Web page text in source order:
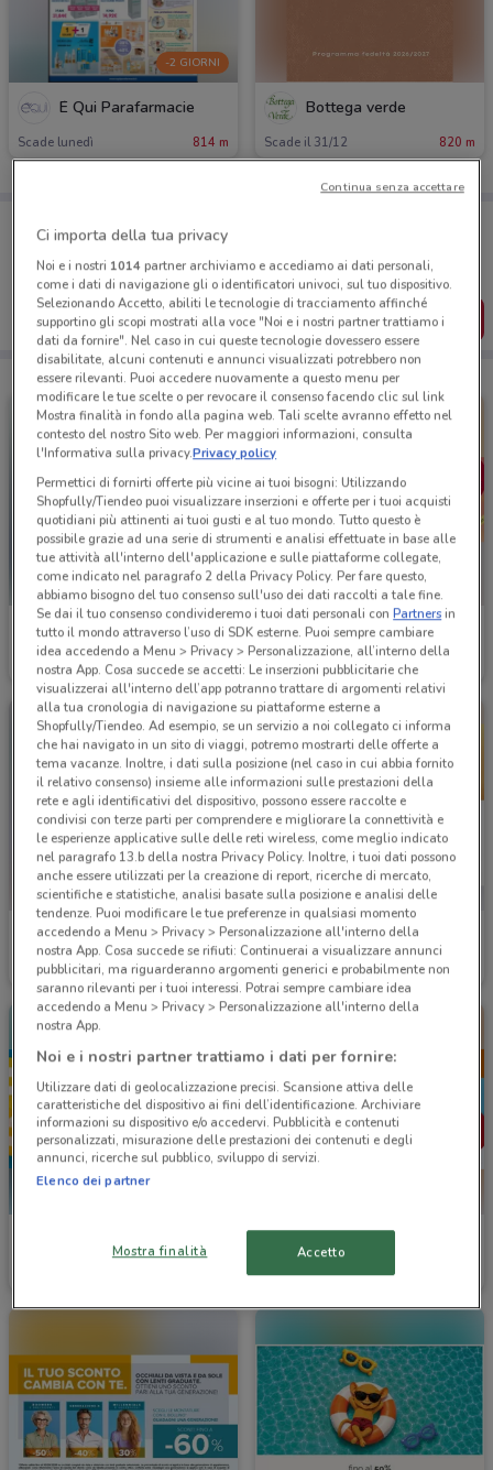
-2 GIORNI
É Qui Parafarmacie
Scade lunedì 814 m
Bottega verde
Scade il 31/12 820 m
Puoi trovare le migliori offerte dei negozi vicino a te,
salvarle e creare la tua lista del risparmio, comodamente
dal tuo cellulare.
SCARICA L’APP
Bottega verde
Scade il 31/12 820 m
YourGoodSkin
Scade il 18/08
BENU Farmacia
Scade il 08/09 2.4 km
Spaccio Occhiali Vision
Scade il 31/08 4 km
Scade il 30/09
Ci importa della tua privacy
Noi e i nostri 1014partner archiviamo e accediamo ai dati personali,
come i dati di navigazione gli o identificatori univoci, sul tuo dispositivo.
Selezionando Accetto, abiliti le tecnologie di tracciamento affinché
supportino gli scopi mostrati alla voce "Noi e i nostri partner trattiamo i
dati da fornire". Nel caso in cui queste tecnologie dovessero essere
disabilitate, alcuni contenuti e annunci visualizzati potrebbero non
essere rilevanti. Puoi accedere nuovamente a questo menu per
modificare le tue scelte o per revocare il consenso facendo clic sul link
Mostra finalità in fondo alla pagina web. Tali scelte avranno effetto nel
contesto del nostro Sito web. Per maggiori informazioni, consulta
l'Informativa sulla privacy.Privacy policy
Permettici di fornirti offerte più vicine ai tuoi bisogni: Utilizzando
Shopfully/Tiendeo puoi visualizzare inserzioni e offerte per i tuoi acquisti
quotidiani più attinenti ai tuoi gusti e al tuo mondo. Tutto questo è
possibile grazie ad una serie di strumenti e analisi effettuate in base alle
tue attività all'interno dell'applicazione e sulle piattaforme collegate,
come indicato nel paragrafo 2 della Privacy Policy. Per fare questo,
abbiamo bisogno del tuo consenso sull'uso dei dati raccolti a tale fine.
Se dai il tuo consenso condivideremo i tuoi dati personali conPartnersin
tutto il mondo attraverso l’uso di SDK esterne. Puoi sempre cambiare
idea accedendo a Menu > Privacy > Personalizzazione, all’interno della
nostra App. Cosa succede se accetti: Le inserzioni pubblicitarie che
visualizzerai all'interno dell’app potranno trattare di argomenti relativi
alla tua cronologia di navigazione su piattaforme esterne a
Shopfully/Tiendeo. Ad esempio, se un servizio a noi collegato ci informa
che hai navigato in un sito di viaggi, potremo mostrarti delle offerte a
tema vacanze. Inoltre, i dati sulla posizione (nel caso in cui abbia fornito
il relativo consenso) insieme alle informazioni sulle prestazioni della
rete e agli identificativi del dispositivo, possono essere raccolte e
condivisi con terze parti per comprendere e migliorare la connettività e
le esperienze applicative sulle delle reti wireless, come meglio indicato
nel paragrafo 13.b della nostra Privacy Policy. Inoltre, i tuoi dati possono
anche essere utilizzati per la creazione di report, ricerche di mercato,
scientifiche e statistiche, analisi basate sulla posizione e analisi delle
tendenze. Puoi modificare le tue preferenze in qualsiasi momento
accedendo a Menu > Privacy > Personalizzazione all'interno della
nostra App. Cosa succede se rifiuti: Continuerai a visualizzare annunci
pubblicitari, ma riguarderanno argomenti generici e probabilmente non
saranno rilevanti per i tuoi interessi. Potrai sempre cambiare idea
accedendo a Menu > Privacy > Personalizzazione all'interno della
nostra App.
Noi e i nostri partner trattiamo i dati per fornire:
Utilizzare dati di geolocalizzazione precisi. Scansione attiva delle
caratteristiche del dispositivo ai fini dell’identificazione. Archiviare
informazioni su dispositivo e/o accedervi. Pubblicità e contenuti
personalizzati, misurazione delle prestazioni dei contenuti e degli
annunci, ricerche sul pubblico, sviluppo di servizi.
Elenco dei partner
Mostra finalità Accetto
Continua senza accettare